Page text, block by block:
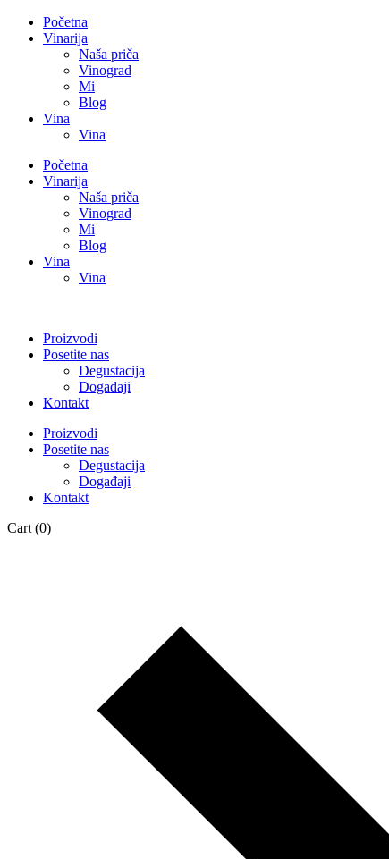
Početna
Vinarija
Naša priča
Vinograd
Mi
Blog
Vina
Vina
Početna
Vinarija
Naša priča
Vinograd
Mi
Blog
Vina
Vina
Proizvodi
Posetite nas
Degustacija
Događaji
Kontakt
Proizvodi
Posetite nas
Degustacija
Događaji
Kontakt
Cart (0)